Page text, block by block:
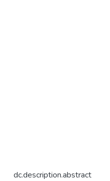
dc.description.abstract